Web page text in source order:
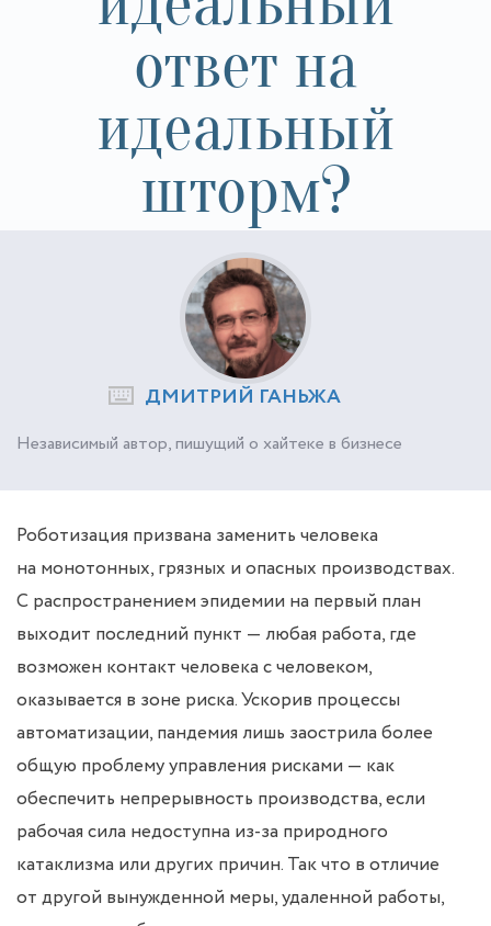
ответ на
идеальный
шторм?
ДМИТРИЙ ГАНЬЖА
Независимый автор, пишущий о хайтеке в бизнесе
Роботизация призвана заменить человека
на монотонных, грязных и опасных производствах.
С распространением эпидемии на первый план
выходит последний пункт — любая работа, где
возможен контакт человека с человеком,
оказывается в зоне риска. Ускорив процессы
автоматизации, пандемия лишь заострила более
общую проблему управления рисками — как
обеспечить непрерывность производства, если
рабочая сила недоступна из-за природного
катаклизма или других причин. Так что в отличие
от другой вынужденной меры, удаленной работы,